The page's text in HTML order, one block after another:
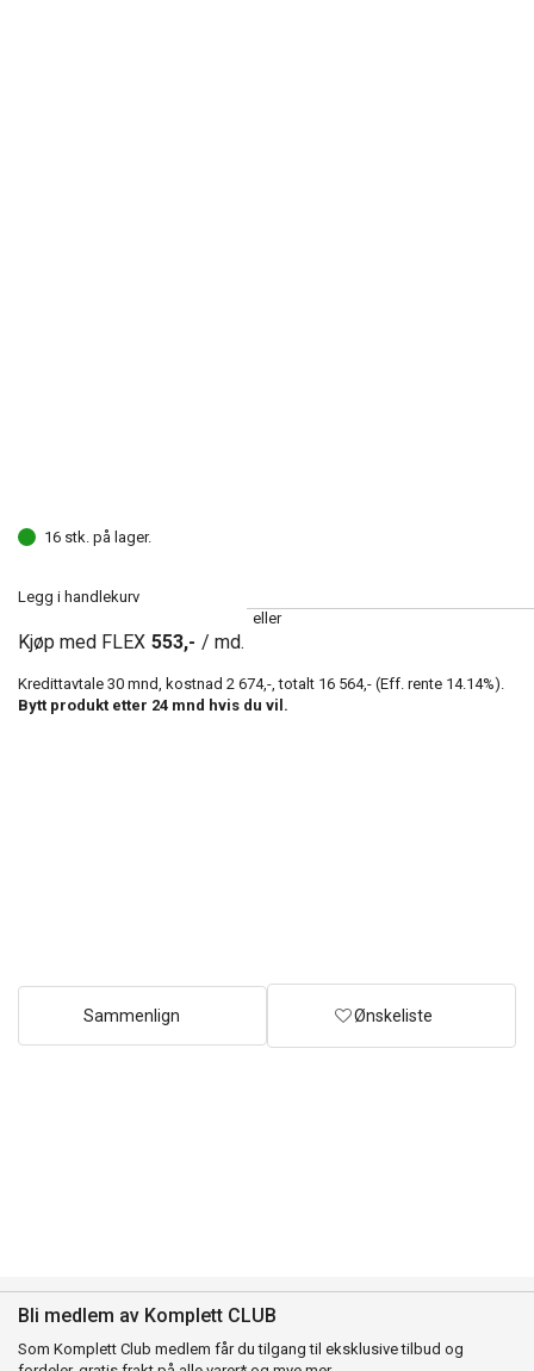
16 stk. på lager.
Legg i handlekurv
eller
Kjøp med FLEX 553,- / md.
Kredittavtale 30 mnd, kostnad 2 674,- , totalt 16 564,- (Eff. rente 14.14%).
Bytt produkt etter 24 mnd hvis du vil.
Sammenlign Ønskeliste
Bli medlem av Komplett CLUB
Som Komplett Club medlem får du tilgang til eksklusive tilbud og